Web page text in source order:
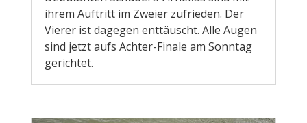
ihrem Auftritt im Zweier zufrieden. Der
Vierer ist dagegen enttäuscht. Alle Augen
sind jetzt aufs Achter-Finale am Sonntag
gerichtet.